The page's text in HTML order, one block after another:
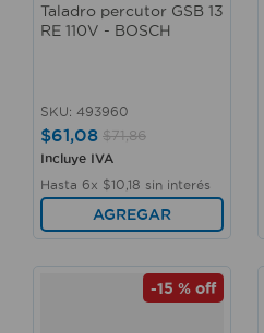
Taladro percutor GSB 13
RE 110V - BOSCH
SKU: 493960
$61,08 $71,86
Incluye IVA
Hasta 6x $10 18 sin interés
AGREGAR
-15 % off